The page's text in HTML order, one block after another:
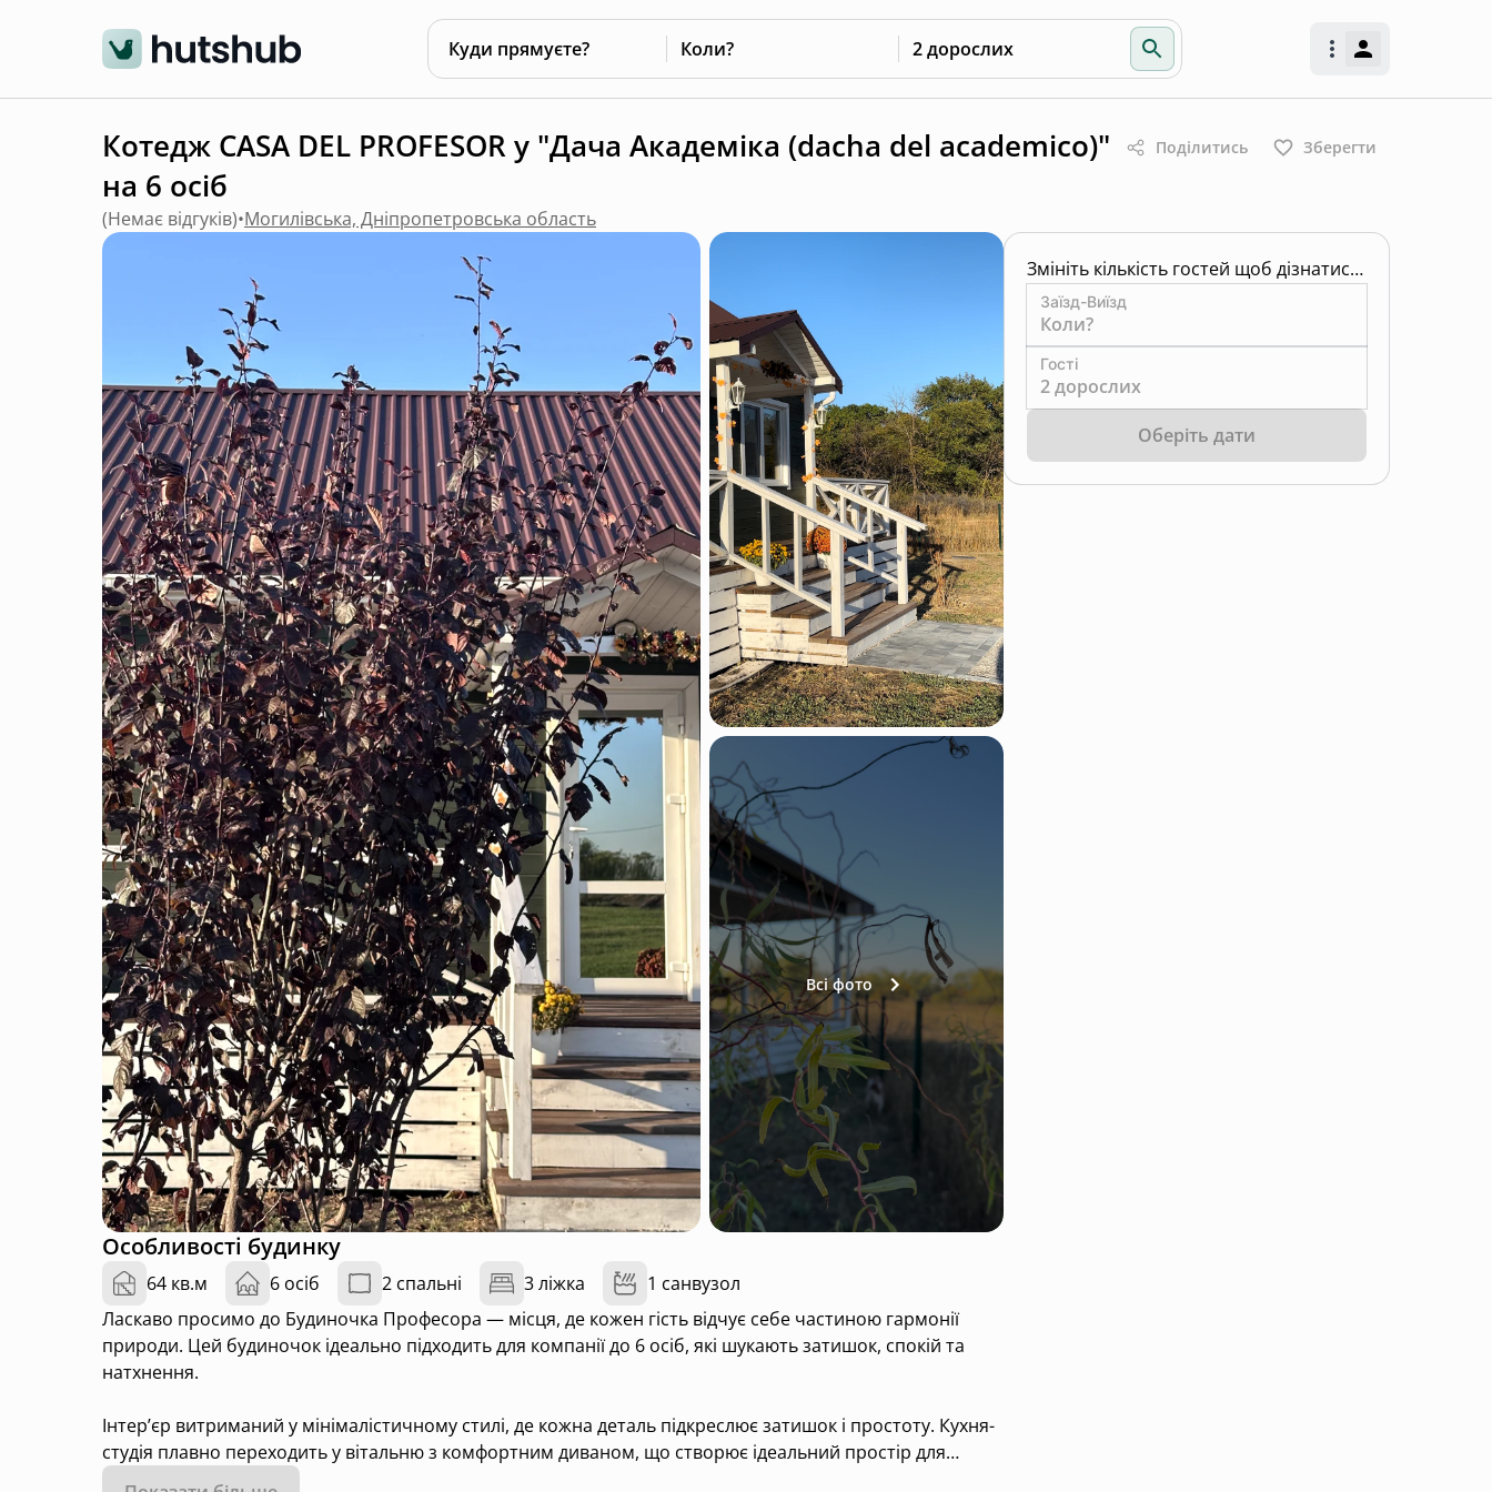
Куди прямуєте? Коли? 2 дорослих
Котедж CASA DEL PROFESOR у "Дача Академіка (dacha del academico)"
на 6 осіб
Поділитись Зберегти
(Немає відгуків)•Могилівська, Дніпропетровська область
Всі фото
Особливості будинку
64 кв.м 6 осіб 2 спальні 3 ліжка
1 санвузол
Ласкаво просимо до Будиночка Професора — місця, де кожен гість відчує себе частиною гармонії
природи. Цей будиночок ідеально підходить для компанії до 6 осіб, які шукають затишок, спокій та
натхнення.
Інтер’єр витриманий у мінімалістичному стилі, де кожна деталь підкреслює затишок і простоту. Кухня-
студія плавно переходить у вітальню з комфортним диваном, що створює ідеальний простір для
душевних розмов та вечорів із гарячим чаєм. У двох окремих кімнатах на вас чекає тиша й затишок
Змініть кількість гостей щоб дізнатись ціну
Заїзд-Виїзд
Коли?
Гості
2 дорослих
Оберіть дати